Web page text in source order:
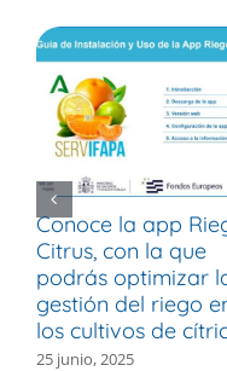
Conoce la app
Citrus, con la que
podrás optimizar
gestión del riego
los cultivos de
25 junio, 2025